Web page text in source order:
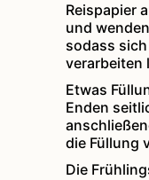
Reispapier
und
sodass
verarbeiten
Etwas
Enden
die Füllung
Die